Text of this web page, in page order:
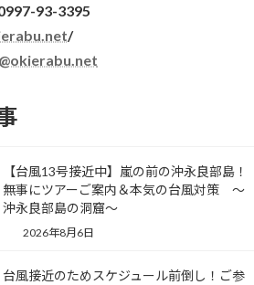
93-3395
/
【台風13号接近中】嵐の前の沖永良部島！
無事にツアーご案内＆本気の台風対策 ～
沖永良部島の洞窟～
2026年8月6日
台風接近のためスケジュール前倒し！ご参